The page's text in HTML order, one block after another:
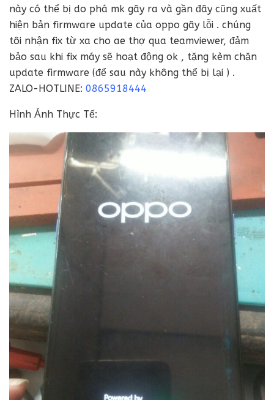
này có thể bị do phá mk gây ra và gần đây cũng xuất
hiện bản firmware update của oppo gây lỗi . chúng
tôi nhận fix từ xa cho ae thợ qua teamviewer, đảm
bảo sau khi fix máy sẽ hoạt động ok , tặng kèm chặn
update firmware (để sau này không thể bị lại ) .
ZALO-HOTLINE: 0865918444
Hình Ảnh Thực Tế: